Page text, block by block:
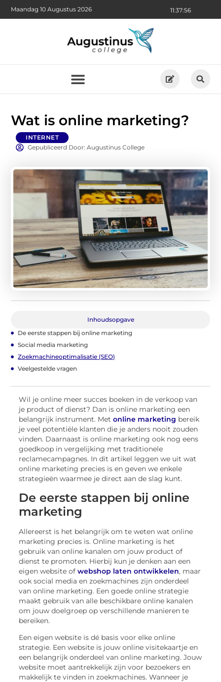
11:37:57
Maandag 10 Augustus 2026
Wat is online marketing?
INTERNET
Gepubliceerd Door: Augustinus College
Inhoudsopgave
De eerste stappen bij online marketing
Social media marketing
Zoekmachineoptimalisatie (SEO)
Veelgestelde vragen
Wil je online meer succes boeken in de verkoop van
je product of dienst? Dan is online marketing een
belangrijk instrument. Metonline marketing bereik
je veel potentiële klanten die je anders nooit zouden
vinden. Daarnaast is online marketing ook nog eens
goedkoop in vergelijking met traditionele
reclamecampagnes. In dit artikel leggen we uit wat
online marketing precies is en geven we enkele
strategieën waarmee je direct aan de slag kunt.
De eerste stappen bij online
marketing
Allereerst is het belangrijk om te weten wat online
marketing precies is. Online marketing is het
gebruik van online kanalen om jouw product of
dienst te promoten. Hierbij kun je denken aan een
eigen website ofwebshop laten ontwikkelen, maar
ook social media en zoekmachines zijn onderdeel
van online marketing. Een goede online strategie
maakt gebruik van alle beschikbare online kanalen
om jouw doelgroep op verschillende manieren te
bereiken.
Een eigen website is dé basis voor elke online
strategie. Een website is jouw online visitekaartje en
een belangrijk onderdeel van online marketing. Jouw
website moet aantrekkelijk zijn voor bezoekers en
makkelijk te vinden in zoekmachines. Wanneer je